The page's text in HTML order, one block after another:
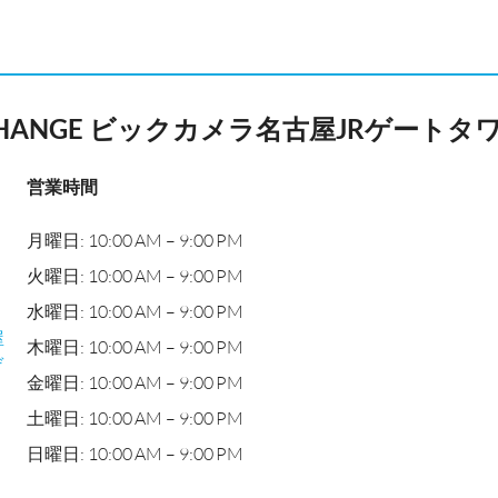
ビックカメラ名古屋JRゲートタ
営業時間
月曜日: 10:00 AM – 9:00 PM
火曜日: 10:00 AM – 9:00 PM
水曜日: 10:00 AM – 9:00 PM
木曜日: 10:00 AM – 9:00 PM
金曜日: 10:00 AM – 9:00 PM
土曜日: 10:00 AM – 9:00 PM
日曜日: 10:00 AM – 9:00 PM